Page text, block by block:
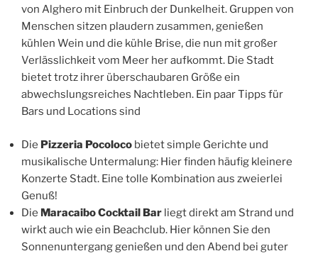
von Alghero mit Einbruch der Dunkelheit. Gruppen von
Menschen sitzen plaudern zusammen, genießen
kühlen Wein und die kühle Brise, die nun mit großer
Verlässlichkeit vom Meer her aufkommt. Die Stadt
bietet trotz ihrer überschaubaren Größe ein
abwechslungsreiches Nachtleben. Ein paar Tipps für
Bars und Locations sind
Die Pizzeria Pocoloco bietet simple Gerichte und
musikalische Untermalung: Hier finden häufig kleinere
Konzerte Stadt. Eine tolle Kombination aus zweierlei
Genuß!
Die Maracaibo Cocktail Bar liegt direkt am Strand und
wirkt auch wie ein Beachclub. Hier können Sie den
Sonnenuntergang genießen und den Abend bei guter